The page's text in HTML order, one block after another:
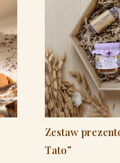
Zestaw
Tato”